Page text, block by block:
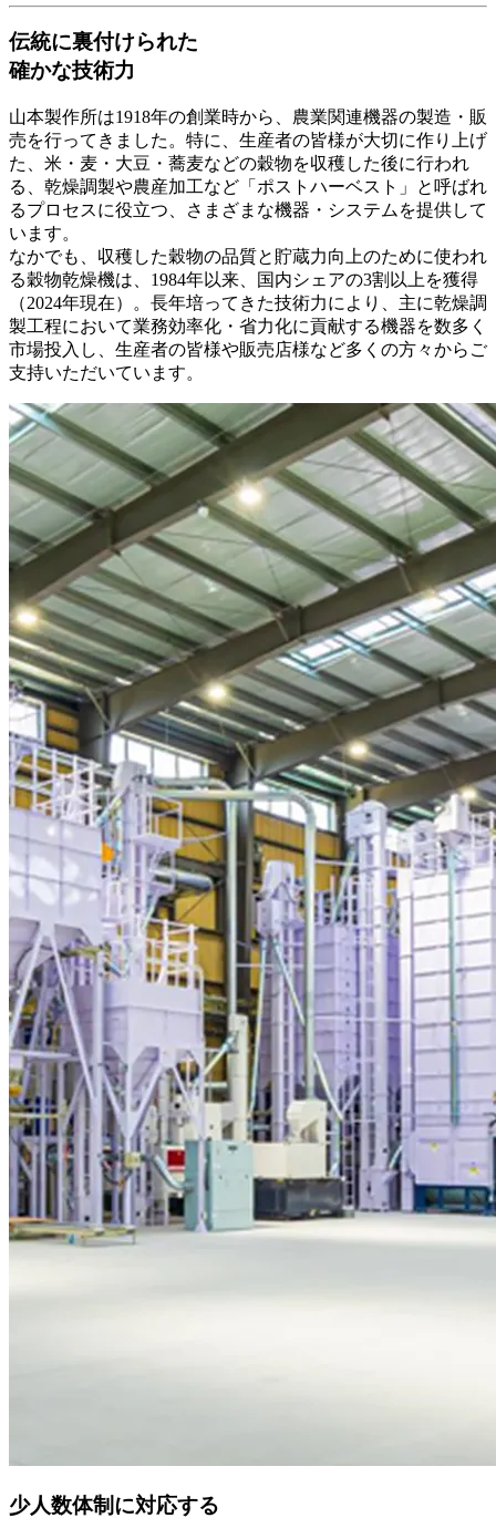
伝統に裏付けられた
確かな技術力
山本製作所は1918年の創業時から、農業関連機器の製造・販
売を行ってきました。特に、生産者の皆様が大切に作り上げ
た、米・麦・大豆・蕎麦などの穀物を収穫した後に行われ
る、乾燥調製や農産加工など「ポストハーベスト」と呼ばれ
るプロセスに役立つ、さまざまな機器・システムを提供して
います。
なかでも、収穫した穀物の品質と貯蔵力向上のために使われ
る穀物乾燥機は、1984年以来、国内シェアの3割以上を獲得
（2024年現在）。長年培ってきた技術力により、主に乾燥調
製工程において業務効率化・省力化に貢献する機器を数多く
市場投入し、生産者の皆様や販売店様など多くの方々からご
支持いただいています。
少人数体制に対応する